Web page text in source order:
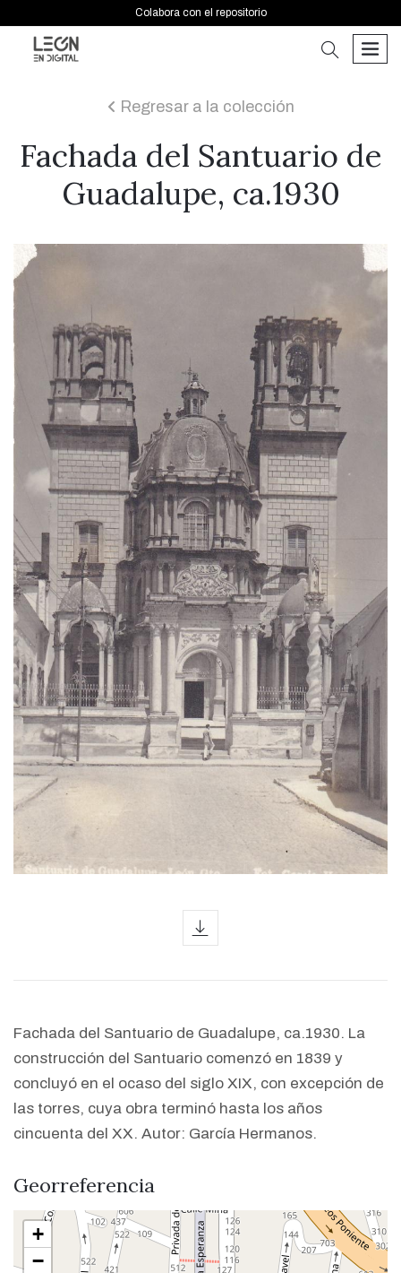
Colabora con el repositorio
buscar
icon
Regresar a la colección
Fachada del Santuario de
Guadalupe, ca.1930
Fachada del Santuario de Guadalupe, ca.1930. La
construcción del Santuario comenzó en 1839 y
concluyó en el ocaso del siglo XIX, con excepción de
las torres, cuya obra terminó hasta los años
cincuenta del XX. Autor: García Hermanos.
Georreferencia
+
−